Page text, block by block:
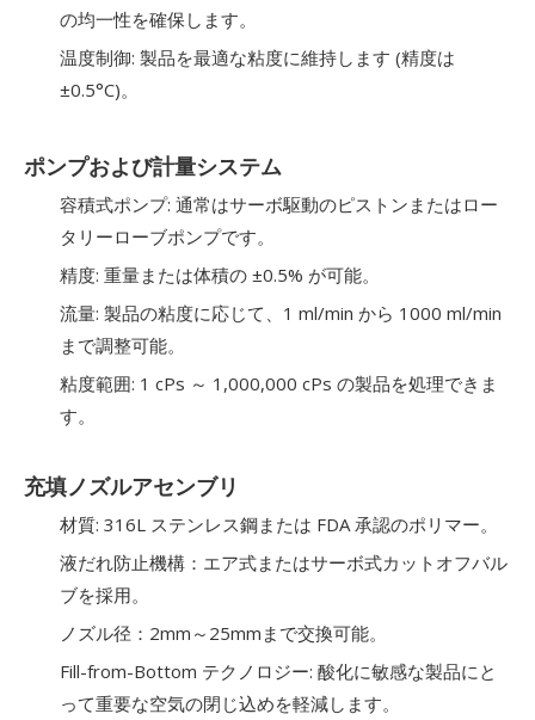
の均一性を確保します。
温度制御: 製品を最適な粘度に維持します (精度は
±0.5°C)。
ポンプおよび計量システム
容積式ポンプ: 通常はサーボ駆動のピストンまたはロー
タリーローブポンプです。
精度: 重量または体積の ±0.5% が可能。
流量: 製品の粘度に応じて、1 ml/min から 1000 ml/min
まで調整可能。
粘度範囲: 1 cPs ～ 1,000,000 cPs の製品を処理できま
す。
充填ノズルアセンブリ
材質: 316L ステンレス鋼または FDA 承認のポリマー。
液だれ防止機構：エア式またはサーボ式カットオフバル
ブを採用。
ノズル径：2mm～25mmまで交換可能。
Fill-from-Bottom テクノロジー: 酸化に敏感な製品にと
って重要な空気の閉じ込めを軽減します。